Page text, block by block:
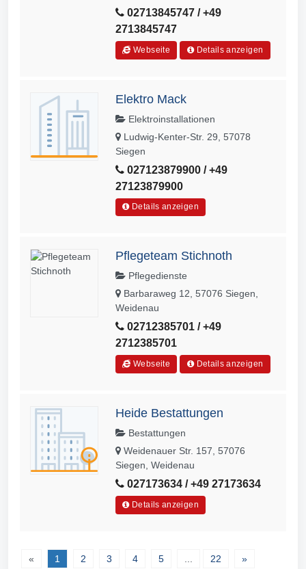
02713845747 / +49
2713845747
Webseite Details anzeigen
Elektro Mack
Elektroinstallationen
Ludwig-Kenter-Str. 29, 57078
Siegen
027123879900 / +49
27123879900
Details anzeigen
Pflegeteam Stichnoth
Pflegedienste
Barbaraweg 12, 57076 Siegen,
Weidenau
02712385701 / +49
2712385701
Webseite Details anzeigen
Heide Bestattungen
Bestattungen
Weidenauer Str. 157, 57076
Siegen, Weidenau
027173634 / +49 27173634
Details anzeigen
« 1 2 3 4 5 ... 22 »